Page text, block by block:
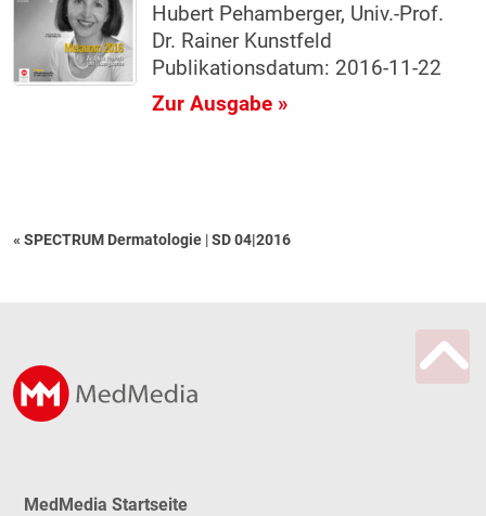
Hubert Pehamberger, Univ.-Prof.
Dr. Rainer Kunstfeld
Publikationsdatum: 2016-11-22
Zur Ausgabe »
« SPECTRUM Dermatologie |SD 04|2016
MedMedia Startseite